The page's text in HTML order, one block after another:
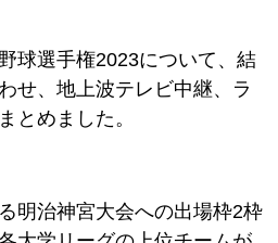
球選手権2023について、結
せ、地上波テレビ中継、ラ
とめました。
明治神宮大会への出場枠2枠